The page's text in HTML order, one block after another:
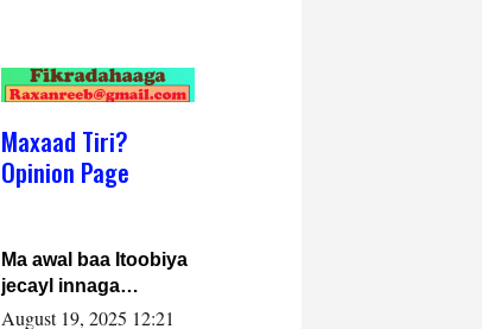
Maxaad Tiri?
Opinion Page
Ma awal baa Itoobiya
jecayl innaga
dhexeeyay?! Axmed-
August 19, 2025 12:21